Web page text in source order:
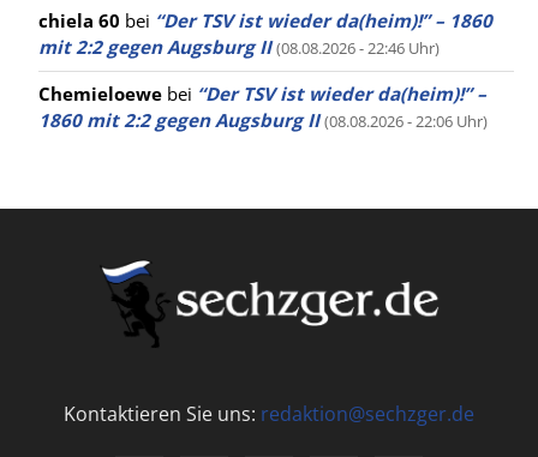
chiela 60 bei “Der TSV ist wieder da(heim)!” – 1860
mit 2:2 gegen Augsburg II (08.08.2026 - 22:46 Uhr)
Chemieloewe bei “Der TSV ist wieder da(heim)!” –
1860 mit 2:2 gegen Augsburg II (08.08.2026 - 22:06 Uhr)
Kontaktieren Sie uns: redaktion@sechzger.de